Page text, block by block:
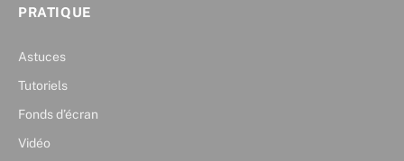
PRATIQUE
Astuces
Tutoriels
Fonds d’écran
Vidéo